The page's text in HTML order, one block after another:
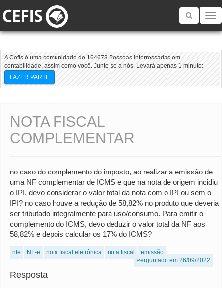
Toggle
A Cefis é uma comunidade de 164673 Pessoas interressadas em
contabilidade, assim como você. Junte-se a nós. Levará apenas 1 minuto:
FAZER PARTE
NOTA FISCAL
COMPLEMENTAR
no caso do complemento do imposto, ao realizar a emissão de
uma NF complementar de ICMS e que na nota de origem incidiu
o IPI, devo considerar o valor total da nota com o IPI ou sem o
IPI? no caso houve a redução de 58,82% no produto que deveria
ser tributado integralmente para uso/consumo. Para emitir o
complemento do ICMS, devo deduzir o valor total da NF aos
58,82% e depois calcular os 17% do ICMS?
nfe NF-e nota fiscal eletrônica nota fiscal
emissão
Perguntado em 26/09/2022
Resposta